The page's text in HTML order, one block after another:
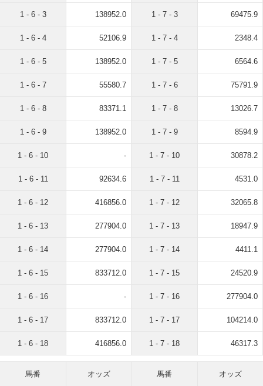
1 - 6 - 3 138952.0
1 - 6 - 4 52106.9
1 - 6 - 5 138952.0
1 - 6 - 7 55580.7
1 - 6 - 8 83371.1
1 - 6 - 9 138952.0
1 - 6 - 10 -
1 - 6 - 11 92634.6
1 - 6 - 12 416856.0
1 - 6 - 13 277904.0
1 - 6 - 14 277904.0
1 - 6 - 15 833712.0
1 - 6 - 16 -
1 - 6 - 17 833712.0
1 - 6 - 18 416856.0
1 - 7 - 3 69475.9
1 - 7 - 4 2348.4
1 - 7 - 5 6564.6
1 - 7 - 6 75791.9
1 - 7 - 8 13026.7
1 - 7 - 9 8594.9
1 - 7 - 10 30878.2
1 - 7 - 11 4531.0
1 - 7 - 12 32065.8
1 - 7 - 13 18947.9
1 - 7 - 14 4411.1
1 - 7 - 15 24520.9
1 - 7 - 16 277904.0
1 - 7 - 17 104214.0
1 - 7 - 18 46317.3
馬番 オッズ 馬番 オッズ